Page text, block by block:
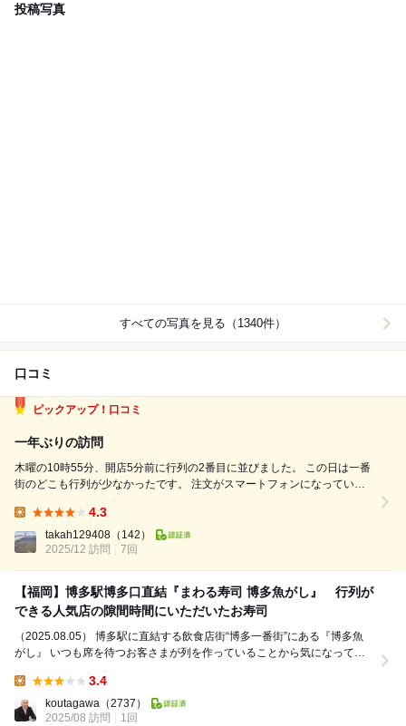
投稿写真
すべての写真を見る（1340件）
口コミ
ピックアップ！口コミ
一年ぶりの訪問
木曜の10時55分、開店5分前に行列の2番目に並びました。 この日は一番
街のどこも行列が少なかったです。 注文がスマートフォンになっていま
4.3
takah129408 （142）
2025/12 訪問
7回
【福岡】博多駅博多口直結『まわる寿司 博多魚がし』 行列が
できる人気店の隙間時間にいただいたお寿司
（2025.08.05） 博多駅に直結する飲食店街“博多一番街”にある『博多魚
がし』 いつも席を待つお客さまが列を作っていることから気になってい
3.4
koutagawa （2737）
2025/08 訪問
1回